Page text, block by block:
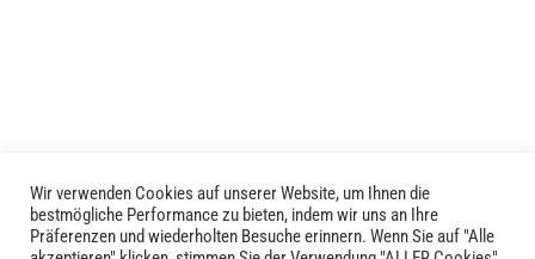
gewählt
werden
LIVID © 2024
Wir verwenden Cookies auf unserer Website, um Ihnen die
bestmögliche Performance zu bieten, indem wir uns an Ihre
Präferenzen und wiederholten Besuche erinnern. Wenn Sie auf "Alle